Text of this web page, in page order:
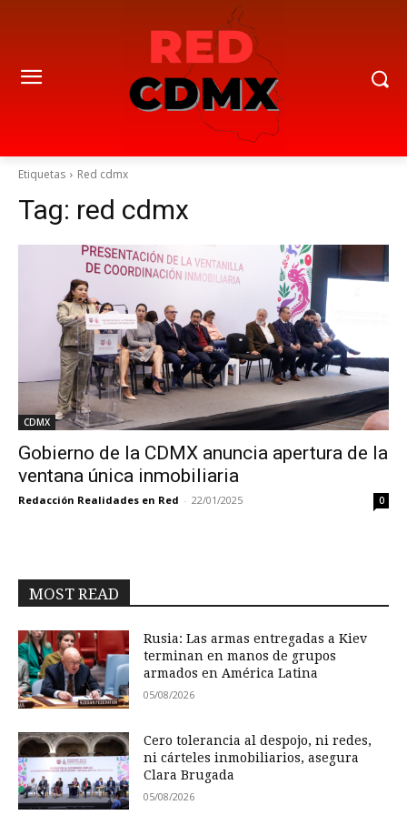
Etiquetas Red cdmx
Tag: red cdmx
CDMX
Gobierno de la CDMX anuncia apertura de la
ventana única inmobiliaria
Redacción Realidades en Red - 22/01/2025 0
MOST READ
Rusia: Las armas entregadas a Kiev
terminan en manos de grupos
armados en América Latina
05/08/2026
Cero tolerancia al despojo, ni redes,
ni cárteles inmobiliarios, asegura
Clara Brugada
05/08/2026